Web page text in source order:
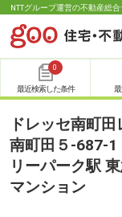
NTTグループ運営の不動産総
0
最近検索した条件
ドレッセ南町
南町田５-687-1
リーパーク駅
マンション